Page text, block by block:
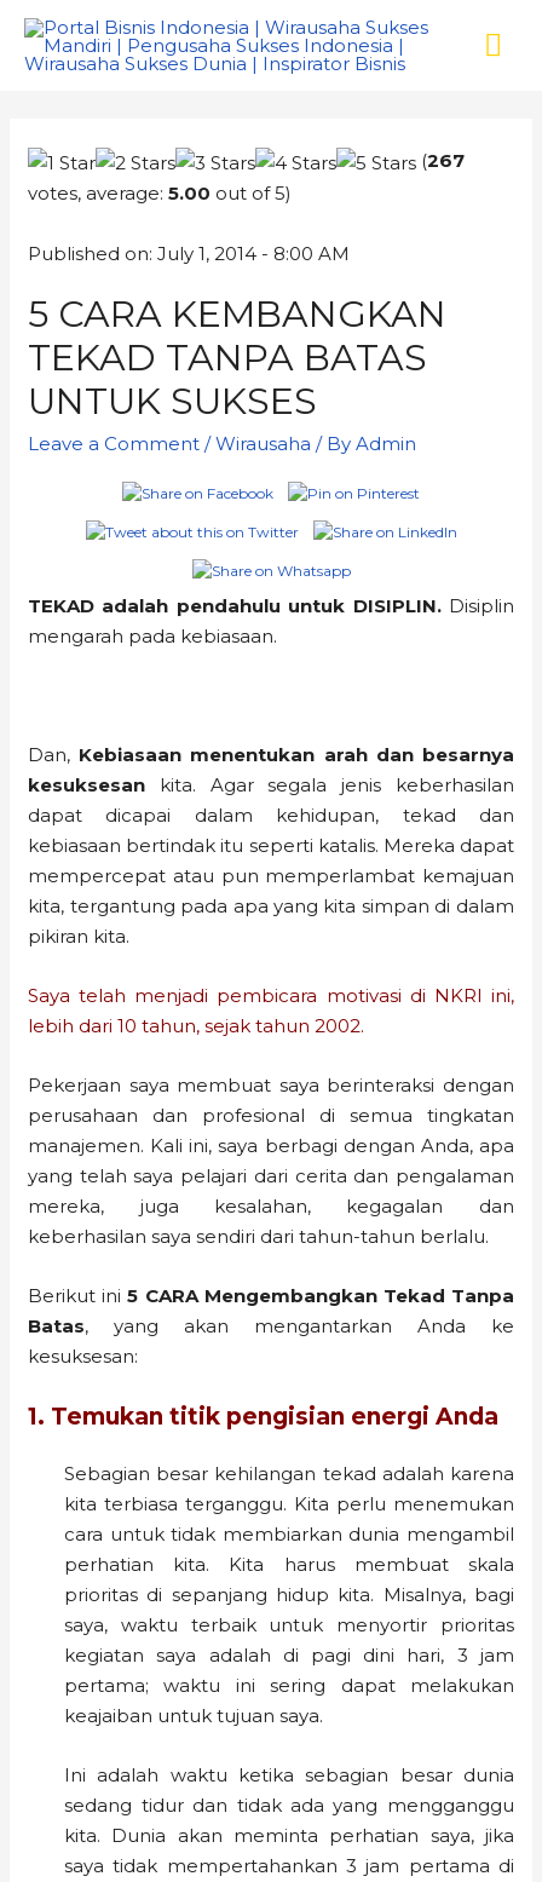
(267
votes, average:5.00 out of 5)
Published on: July 1, 2014 - 8:00 AM
5 CARA KEMBANGKAN
TEKAD TANPA BATAS
UNTUK SUKSES
Leave a Comment /Wirausaha / ByAdmin
TEKAD adalah pendahulu untuk DISIPLIN.Disiplin
mengarah pada kebiasaan.
Dan, Kebiasaan menentukan arah dan besarnya
kesuksesan kita. Agar segala jenis keberhasilan
dapat dicapai dalam kehidupan, tekad dan
kebiasaan bertindak itu seperti katalis. Mereka dapat
mempercepat atau pun memperlambat kemajuan
kita, tergantung pada apa yang kita simpan di dalam
pikiran kita.
Saya telah menjadi pembicara motivasi di NKRI ini,
lebih dari 10 tahun, sejak tahun 2002.
Pekerjaan saya membuat saya berinteraksi dengan
perusahaan dan profesional di semua tingkatan
manajemen. Kali ini, saya berbagi dengan Anda, apa
yang telah saya pelajari dari cerita dan pengalaman
mereka, juga kesalahan, kegagalan dan
keberhasilan saya sendiri dari tahun-tahun berlalu.
Berikut ini5 CARA Mengembangkan Tekad Tanpa
Batas, yang akan mengantarkan Anda ke
kesuksesan:
1. Temukan titik pengisian energi Anda
Sebagian besar kehilangan tekad adalah karena
kita terbiasa terganggu. Kita perlu menemukan
cara untuk tidak membiarkan dunia mengambil
perhatian kita. Kita harus membuat skala
prioritas di sepanjang hidup kita. Misalnya, bagi
saya, waktu terbaik untuk menyortir prioritas
kegiatan saya adalah di pagi dini hari, 3 jam
pertama; waktu ini sering dapat melakukan
keajaiban untuk tujuan saya.
Ini adalah waktu ketika sebagian besar dunia
sedang tidur dan tidak ada yang mengganggu
kita. Dunia akan meminta perhatian saya, jika
saya tidak mempertahankan 3 jam pertama di